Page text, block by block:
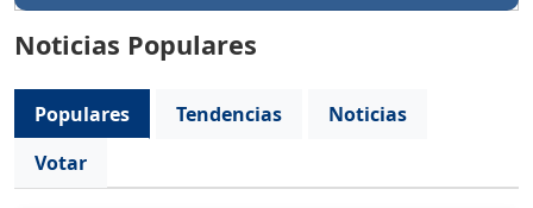
Noticias Populares
Populares Tendencias
Noticias
Votar